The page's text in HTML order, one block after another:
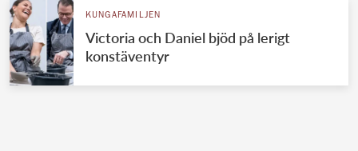
Danska kungahuset
Spanska kungahuset
KUNGAFAMILJEN
Victoria och Daniel bjöd på lerigt
konstäventyr